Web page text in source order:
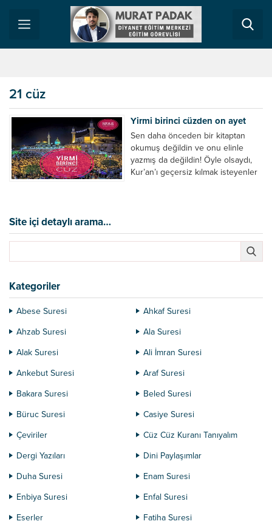
21 cüz
Yirmi birinci cüzden on ayet
Sen daha önceden bir kitaptan
okumuş değildin ve onu elinle
yazmış da değildin! Öyle olsaydı,
Kur’an’ı geçersiz kılmak isteyenler
ve bilendir. Onlar (kâfirler) dünya
hayatının sadece görünen kısmını
Site içi detaylı arama…
Kategoriler
Abese Suresi
Ahkaf Suresi
Ahzab Suresi
Ala Suresi
Alak Suresi
Ali İmran Suresi
Ankebut Suresi
Araf Suresi
Bakara Suresi
Beled Suresi
Büruc Suresi
Casiye Suresi
Çeviriler
Cüz Cüz Kuranı Tanıyalım
Dergi Yazıları
Dini Paylaşımlar
Duha Suresi
Enam Suresi
Enbiya Suresi
Enfal Suresi
Eserler
Fatiha Suresi